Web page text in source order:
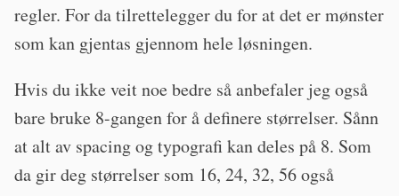
regler. For da tilrettelegger du for at det er mønster
som kan gjentas gjennom hele løsningen.
Hvis du ikke veit noe bedre så anbefaler jeg også
bare bruke 8-gangen for å definere størrelser. Sånn
at alt av spacing og typografi kan deles på 8. Som
da gir deg størrelser som 16, 24, 32, 56 også